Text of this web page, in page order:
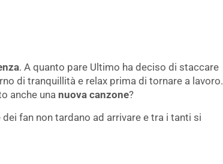
. A quanto pare Ultimo ha deciso di staccare
di tranquillità e relax prima di tornare a lavoro.
anche una nuova canzone?
fan non tardano ad arrivare e tra i tanti si